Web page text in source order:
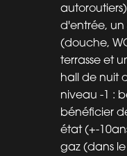
d'entrée, un
(douche,
terrasse et
hall de nuit
niveau -1 :
bénéficier
état (+-
gaz (dans